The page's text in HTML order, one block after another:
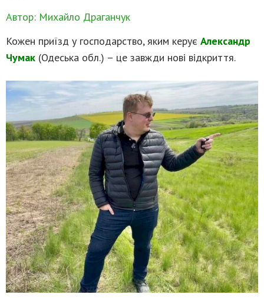
Автор: Михайло Драганчук
Кожен приїзд у господарство, яким керує Александр
Чумак (Одеська обл.) – це завжди нові відкриття.